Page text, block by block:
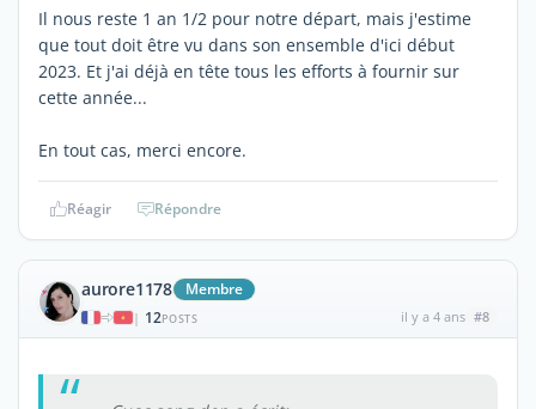
Il nous reste 1 an 1/2 pour notre départ, mais j'estime
que tout doit être vu dans son ensemble d'ici début
2023. Et j'ai déjà en tête tous les efforts à fournir sur
cette année...
En tout cas, merci encore.
Réagir Répondre
aurore1178 Membre
| 12POSTS il y a 4 ans #8